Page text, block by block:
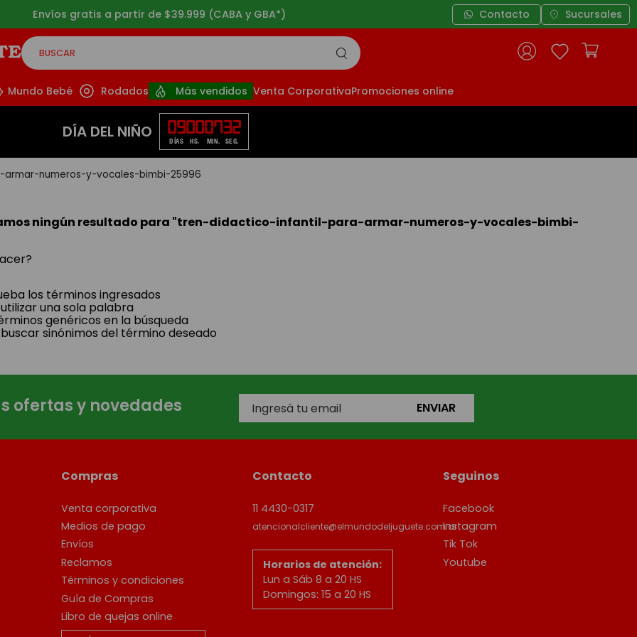
Envíos gratis a partir de $39.999 (CABA y GBA*) Contacto Sucursales
BUSCAR
Mundo Bebé Rodados Más vendidos Venta CorporativaPromociones online
DÍA DEL NIÑO 09
DÍAS
00
HS.
07
MIN.
32
SEG.
numeros-y-vocales-bimbi-25996
ningún resultado para "tren-didactico-infantil-para-armar-numeros-y-vocales-bimbi-
los términos ingresados
una sola palabra
genéricos en la búsqueda
sinónimos del término deseado
ofertas y novedades ENVIAR
Compras
Venta corporativa
Medios de pago
Envíos
Reclamos
Términos y condiciones
Guía de Compras
Libro de quejas online
Contacto
11 4430-0317
atencionalcliente@elmundodeljuguete.com.ar
Horarios de atención:
Lun a Sáb 8 a 20 HS
Domingos: 15 a 20 HS
Seguinos
Facebook
Instagram
Tik Tok
Youtube